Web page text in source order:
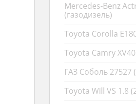
Mercedes-Benz
(газодизель)
Toyota Corolla
Toyota Camry
ГАЗ Соболь 27527
Toyota Will VS 1.8